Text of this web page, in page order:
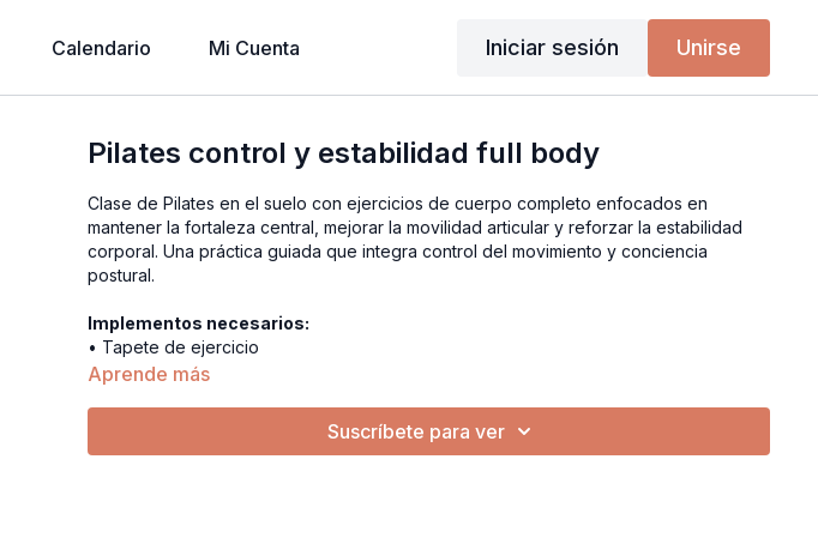
Calendario Mi Cuenta Iniciar sesión Unirse
Pilates control y estabilidad full body
Clase de Pilates en el suelo con ejercicios de cuerpo completo enfocados en
mantener la fortaleza central, mejorar la movilidad articular y reforzar la estabilidad
corporal. Una práctica guiada que integra control del movimiento y conciencia
postural.
Implementos necesarios:
• Tapete de ejercicio
Aprende más
Suscríbete para ver